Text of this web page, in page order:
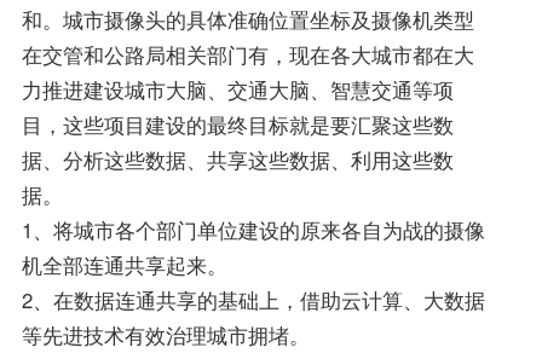
和。城市摄像头的具体准确位置坐标及摄像机类型
在交管和公路局相关部门有，现在各大城市都在大
力推进建设城市大脑、交通大脑、智慧交通等项
目，这些项目建设的最终目标就是要汇聚这些数
据、分析这些数据、共享这些数据、利用这些数
据。
1、将城市各个部门单位建设的原来各自为战的摄像
机全部连通共享起来。
2、在数据连通共享的基础上，借助云计算、大数据
等先进技术有效治理城市拥堵。